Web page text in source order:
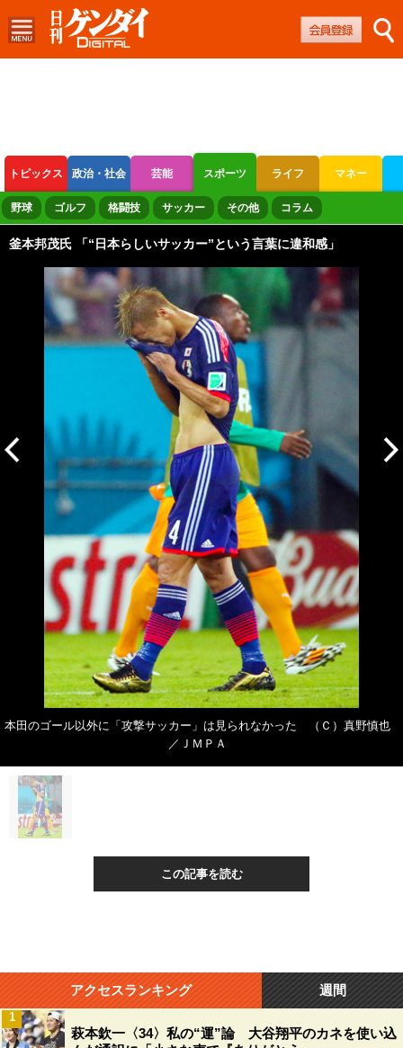
トピックス 政治・社会 芸能 スポーツ ライフ マネー
ボートレース 競輪 オートレース
野球 ゴルフ 格闘技 サッカー その他 コラム
釜本邦茂氏 「“日本らしいサッカー”という言葉に違和感」
本田のゴール以外に「攻撃サッカー」は見られなかった （Ｃ）真野慎也
／ＪＭＰＡ
この記事を読む
アクセスランキング 週間
萩本欽一〈34〉私の“運”論 大谷翔平のカネを使い込
1